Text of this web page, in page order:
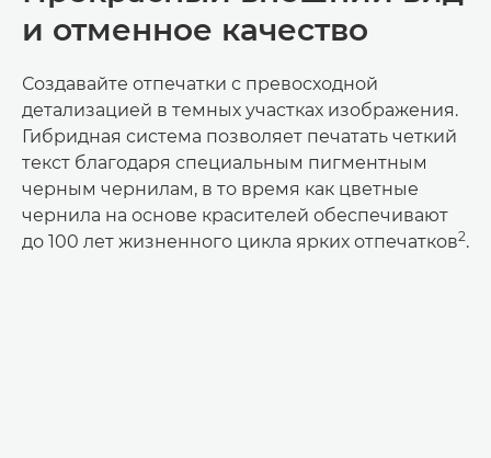
и отменное качество
Создавайте отпечатки с превосходной
детализацией в темных участках изображения.
Гибридная система позволяет печатать четкий
текст благодаря специальным пигментным
черным чернилам, в то время как цветные
чернила на основе красителей обеспечивают
до 100 лет жизненного цикла ярких отпечатков2.